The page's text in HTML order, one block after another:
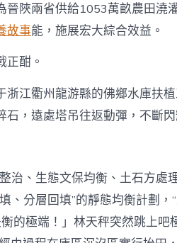
晉陜兩省供給1053萬畝農田澆
故事能，施展宏大綜合效益。
正酣。
浙江衢州龍游縣的佛鄉水庫扶
石，遠處塔吊往返動彈，不斷閃
治、生態文保均衡、土石方處
、分層回填”的靜態均衡計劃
的極端！」林天秤突然跳上